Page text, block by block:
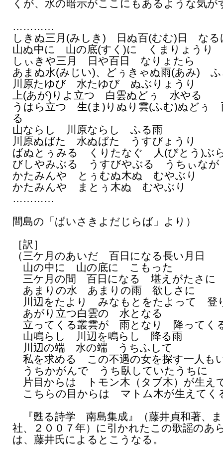
くが、水の暗示がここにもあるような気が
…………
しきぬ三月(みしき) 日ぬ百(むむ)日 なる
山ぬ中に 山の底(すく)に くまりょうり
しぃきや三月 日や百日 なりょたら
あまぬ水(みじい)、どぅきゃぬ雨(あみ)
川原たゆび 水たゆび ぬぶりょうり
上(あが)りよ立つ 白雲ぬどぅ 水やる
うはら立つ 生(ま)りぬり雲(ふむ)ぬどぅ
る
山ならし 川原ならし ふる雨
川原ぬばた 水ぬばた うすびょうり
ばぬとぅみる くりたなぐ 人(びとう)ぶ
びしやみぶる うすびやぶる うちぃなが
かたみんや とぅむぬ木ぬ むやぶり
かたみんや まとぅ木ぬ むやぶり
…………
間島の「ぱいさきよだじらば」より）
［訳］
（三ケ月のあいだ 百日になる長い月日
山の中に 山の底に こもった
三ケ月の間 百日になる 堪えがたさに
あまりの水 あまりの雨 欲しさに
川辺をたより みなもとをたよって 登
あがり立つ白雲の 水となる
立ってくる叢雲が 雨となり 降ってく
山鳴らし 川辺を鳴らし 降る雨
川辺の端 水の端 うちふして
私を求める この不遇の女を探す一人も
うちかがんで うち臥していたうちに
片目からは トモン木（タブ木）が生え
こちらの目からは マトム木が生えてく
『甦る詩学 南島集成』（藤井貞和著、
社、２００７年）に引かれたこの歌謡のあ
は、藤井氏によるとこうなる。